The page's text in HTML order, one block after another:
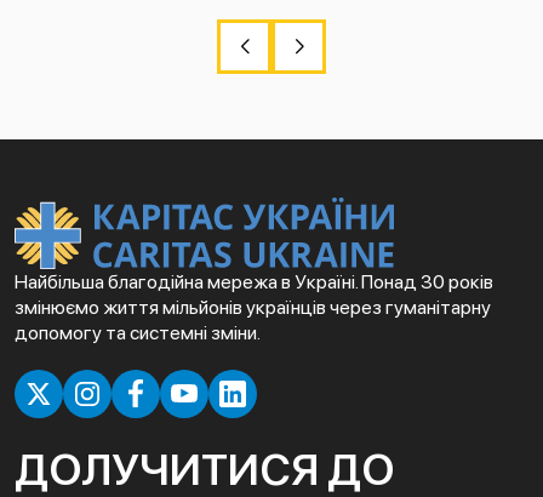
Найбільша благодійна мережа в Україні. Понад 30 років
змінюємо життя мільйонів українців через гуманітарну
допомогу та системні зміни.
ДОЛУЧИТИСЯ ДО